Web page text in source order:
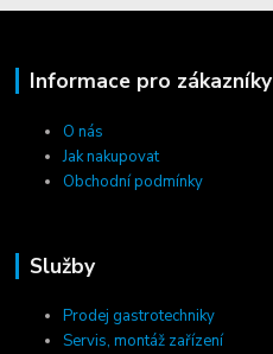
Informace pro zákazníky
O nás
Jak nakupovat
Obchodní podmínky
Služby
Prodej gastrotechniky
Servis, montáž zařízení